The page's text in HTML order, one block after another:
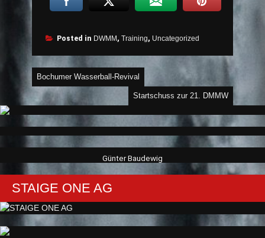
Posted in DWMM , Training, Uncategorized
Beitragsnavigation
Bochumer Wasserball-Revival
Startschuss zur 21. DMMW
Günter Baudewig
STAIGE ONE AG